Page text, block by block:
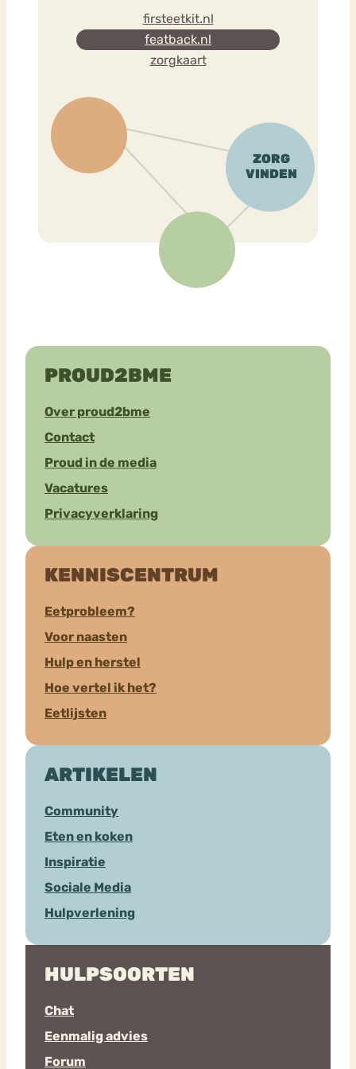
firsteetkit.nl
featback.nl
zorgkaart
PROUD2BME
Over proud2bme
Contact
Proud in de media
Vacatures
Privacyverklaring
KENNISCENTRUM
Eetprobleem?
Voor naasten
Hulp en herstel
Hoe vertel ik het?
Eetlijsten
ARTIKELEN
Community
Eten en koken
Inspiratie
Sociale Media
Hulpverlening
HULPSOORTEN
Chat
Eenmalig advies
Forum